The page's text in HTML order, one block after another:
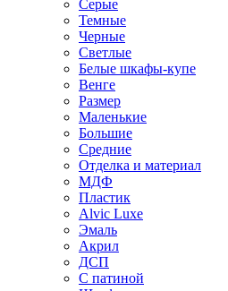
Серые
Темные
Черные
Светлые
Белые шкафы-купе
Венге
Размер
Маленькие
Большие
Средние
Отделка и материал
МДФ
Пластик
Alvic Luxe
Эмаль
Акрил
ДСП
С патиной